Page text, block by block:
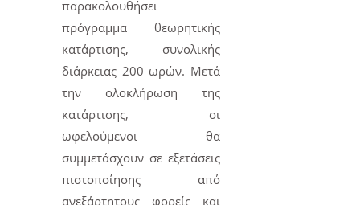
παρακολουθήσει
πρόγραμμα θεωρητικής
κατάρτισης, συνολικής
διάρκειας 200 ωρών. Μετά
την ολοκλήρωση της
κατάρτισης, οι
ωφελούμενοι θα
συμμετάσχουν σε εξετάσεις
πιστοποίησης από
ανεξάρτητους φορείς και